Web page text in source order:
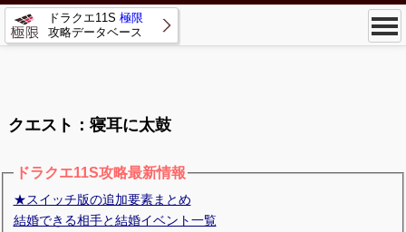
ドラクエ11S 極限
攻略データベース
クエスト：寝耳に太鼓
ドラクエ11S攻略最新情報
★スイッチ版の追加要素まとめ
結婚できる相手と結婚イベント一覧